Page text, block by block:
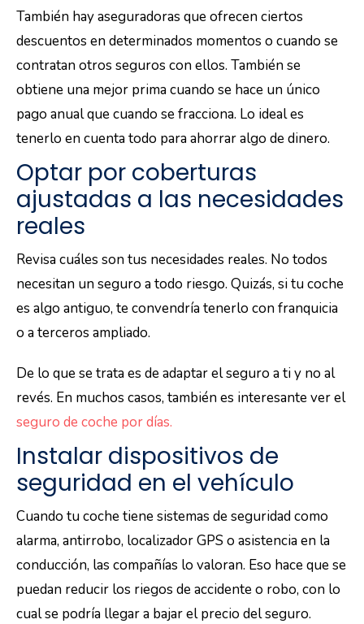
También hay aseguradoras que ofrecen ciertos
descuentos en determinados momentos o cuando se
contratan otros seguros con ellos. También se
obtiene una mejor prima cuando se hace un único
pago anual que cuando se fracciona. Lo ideal es
tenerlo en cuenta todo para ahorrar algo de dinero.
Optar por coberturas
ajustadas a las necesidades
reales
Revisa cuáles son tus necesidades reales. No todos
necesitan un seguro a todo riesgo. Quizás, si tu coche
es algo antiguo, te convendría tenerlo con franquicia
o a terceros ampliado.
De lo que se trata es de adaptar el seguro a ti y no al
revés. En muchos casos, también es interesante ver el
seguro de coche por días.
Instalar dispositivos de
seguridad en el vehículo
Cuando tu coche tiene sistemas de seguridad como
alarma, antirrobo, localizador GPS o asistencia en la
conducción, las compañías lo valoran. Eso hace que se
puedan reducir los riegos de accidente o robo, con lo
cual se podría llegar a bajar el precio del seguro.